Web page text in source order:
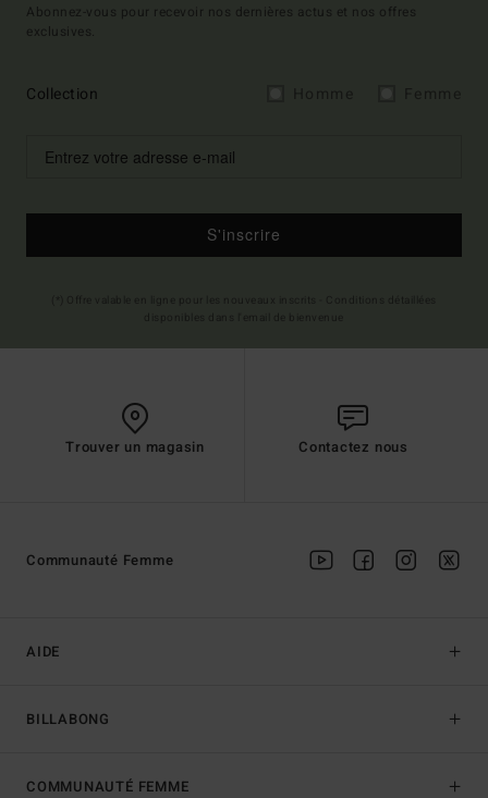
Abonnez-vous pour recevoir nos dernières actus et nos offres
exclusives.
Collection
S'inscrire
Trouver un magasin Contactez nous
AIDE
BILLABONG
Communauté Femme
COMMUNAUTÉ FEMME